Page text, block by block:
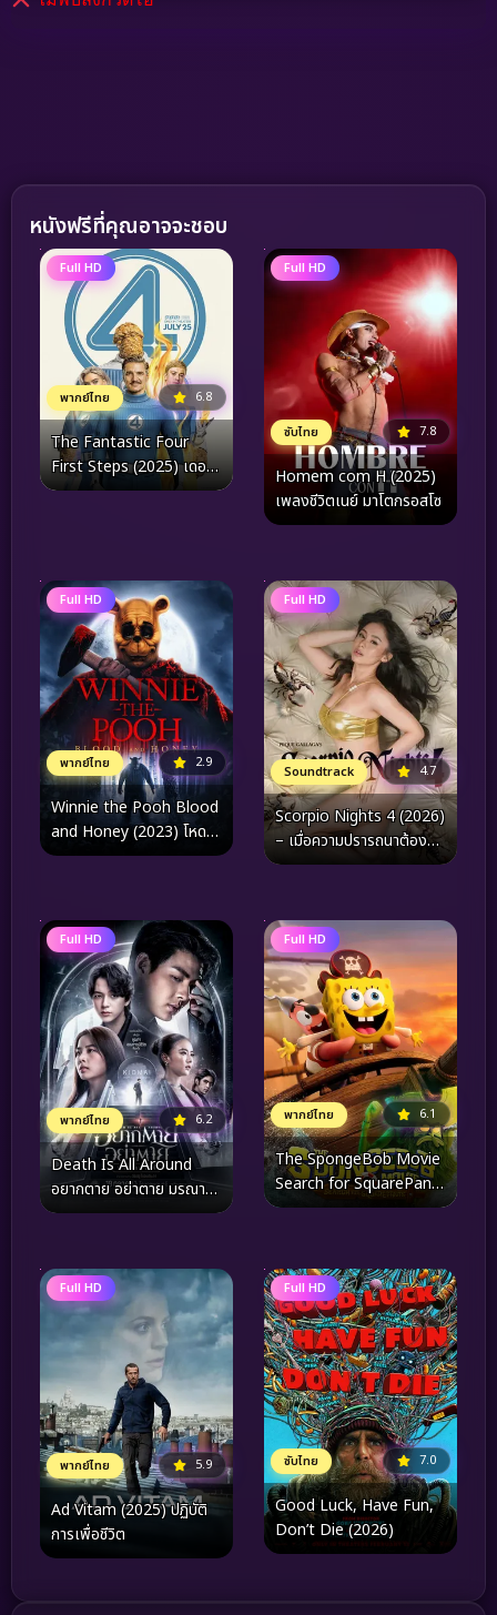
หนังฟรีที่คุณอาจจะชอบ
Full HD
พากย์ไทย 6.8
The Fantastic Four
First Steps (2025) เดอะ
แฟนแทสติก 4 จุดเริ่มต้น
Full HD
ซับไทย 7.8
Homem com H (2025)
เพลงชีวิตเนย์ มาโตกรอสโซ
Full HD
พากย์ไทย 2.9
Winnie the Pooh Blood
and Honey (2023) โหด
เห็น หมี
Full HD
Soundtrack 4.7
Scorpio Nights 4 (2026)
– เมื่อความปรารถนาต้อง
ห้าม เผชิญหน้ากับความลับที่
Full HD
พากย์ไทย 6.2
Death Is All Around
อยากตาย อย่าตาย มรณา
คาเฟ่ (2023)
Full HD
พากย์ไทย 6.1
The SpongeBob Movie
Search for SquarePants
เดอะ สพันจ์บ็อบ มูฟวี่
Full HD
พากย์ไทย 5.9
Ad Vitam (2025) ปฏิบัติ
การเพื่อชีวิต
Full HD
ซับไทย 7.0
Good Luck, Have Fun,
Don’t Die (2026)